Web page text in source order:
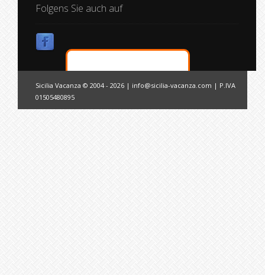
Folgens Sie auch auf
Sicilia Vacanza © 2004 - 2026 | info@sicilia-vacanza.com | P.IVA
01505480895